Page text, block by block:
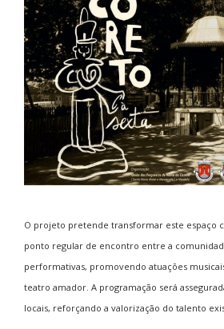
O projeto pretende transformar este espaço
ponto regular de encontro entre a
performativas, promovendo atuações
teatro amador. A programação será
locais, reforçando a valorização do talento